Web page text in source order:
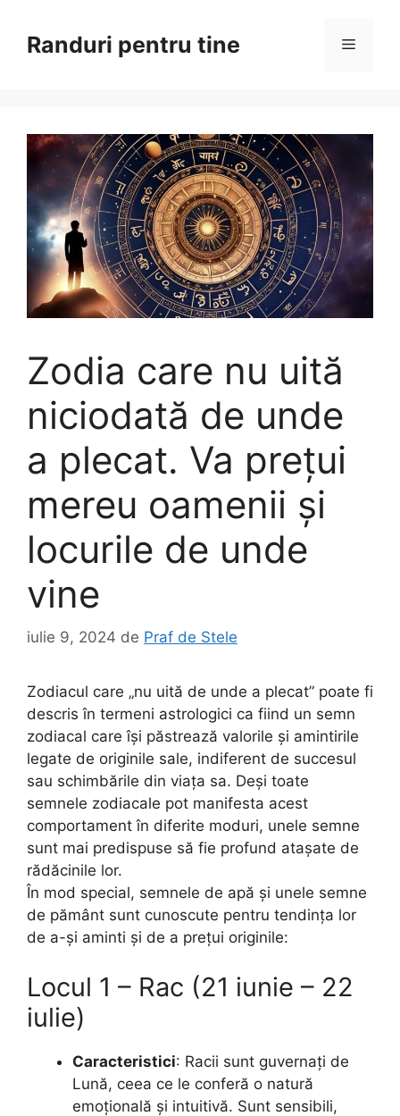
conținutRanduri pentru tine Meniu
Zodia care nu uită
niciodată de unde
a plecat. Va prețui
mereu oamenii și
locurile de unde
vine
iulie 9, 2024 de Praf de Stele
Zodiacul care „nu uită de unde a plecat” poate fi
descris în termeni astrologici ca fiind un semn
zodiacal care își păstrează valorile și amintirile
legate de originile sale, indiferent de succesul
sau schimbările din viața sa. Deși toate
semnele zodiacale pot manifesta acest
comportament în diferite moduri, unele semne
sunt mai predispuse să fie profund atașate de
rădăcinile lor.
În mod special, semnele de apă și unele semne
de pământ sunt cunoscute pentru tendința lor
de a-și aminti și de a prețui originile:
Locul 1 – Rac (21 iunie – 22
iulie)
Caracteristici: Racii sunt guvernați de
Lună, ceea ce le conferă o natură
emoțională și intuitivă. Sunt sensibili,